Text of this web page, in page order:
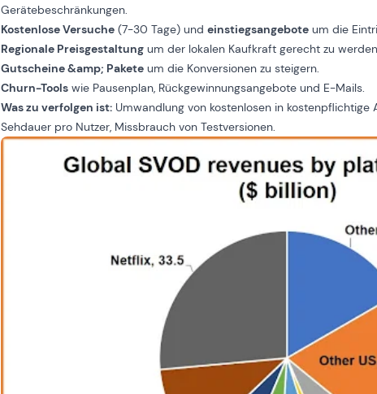
Gerätebeschränkungen.
Kostenlose Versuche (7-30 Tage) undeinstiegsangebote um die
Regionale Preisgestaltung um der lokalen Kaufkraft gerecht zu
Gutscheine &amp; Pakete um die Konversionen zu steigern.
Churn-Tools wie Pausenplan, Rückgewinnungsangebote und E-Mails.
Was zu verfolgen ist: Umwandlung von kostenlosen in kostenpflichtige
Sehdauer pro Nutzer, Missbrauch von Testversionen.